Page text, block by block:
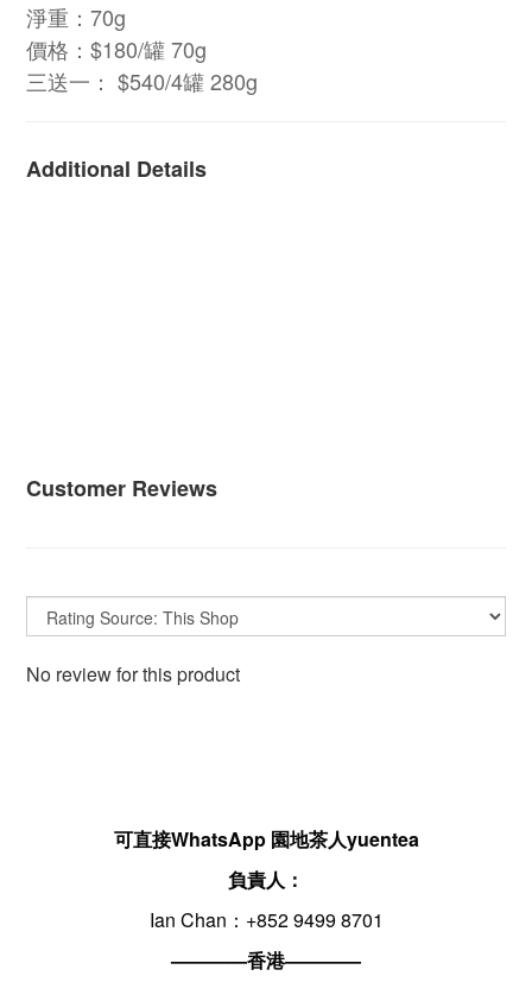
淨重：70g
價格：$180/罐 70g
三送一： $540/4罐 280g
Additional Details
Customer Reviews
No review for this product
可直接WhatsApp 園地茶人yuentea
負責人：
Ian Chan：+852 9499 8701
————香港————